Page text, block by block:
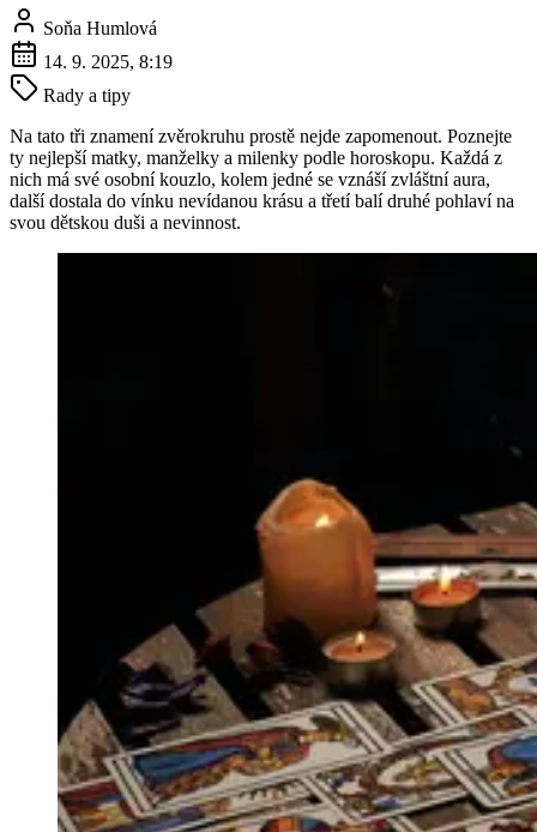
Soňa Humlová
14. 9. 2025, 8:19
Rady a tipy
Na tato tři znamení zvěrokruhu prostě nejde zapomenout. Poznejte
ty nejlepší matky, manželky a milenky podle horoskopu. Každá z
nich má své osobní kouzlo, kolem jedné se vznáší zvláštní aura,
další dostala do vínku nevídanou krásu a třetí balí druhé pohlaví na
svou dětskou duši a nevinnost.